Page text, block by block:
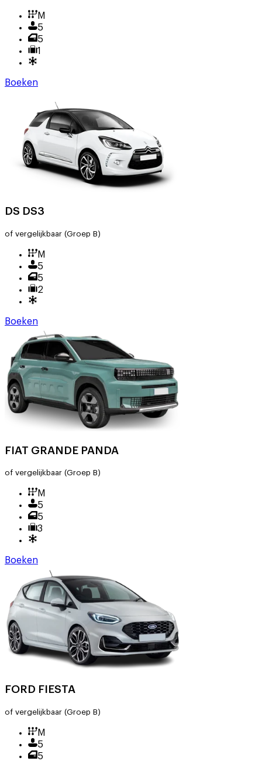
M
5
5
1
Boeken
DS DS3
of vergelijkbaar (Groep B)
M
5
5
2
Boeken
FIAT GRANDE PANDA
of vergelijkbaar (Groep B)
M
5
5
3
Boeken
FORD FIESTA
of vergelijkbaar (Groep B)
M
5
5